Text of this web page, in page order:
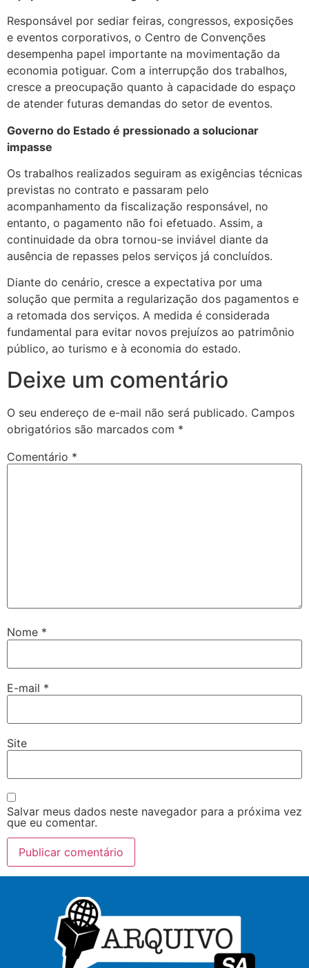
Responsável por sediar feiras, congressos, exposições
e eventos corporativos, o Centro de Convenções
desempenha papel importante na movimentação da
economia potiguar. Com a interrupção dos trabalhos,
cresce a preocupação quanto à capacidade do espaço
de atender futuras demandas do setor de eventos.
Governo do Estado é pressionado a solucionar
impasse
Os trabalhos realizados seguiram as exigências técnicas
previstas no contrato e passaram pelo
acompanhamento da fiscalização responsável, no
entanto, o pagamento não foi efetuado. Assim, a
continuidade da obra tornou-se inviável diante da
ausência de repasses pelos serviços já concluídos.
Diante do cenário, cresce a expectativa por uma
solução que permita a regularização dos pagamentos e
a retomada dos serviços. A medida é considerada
fundamental para evitar novos prejuízos ao patrimônio
público, ao turismo e à economia do estado.
Deixe um comentário
O seu endereço de e-mail não será publicado. Campos
obrigatórios são marcados com *
Comentário *
Nome *
E-mail *
Site
Salvar meus dados neste navegador para a próxima vez
que eu comentar.